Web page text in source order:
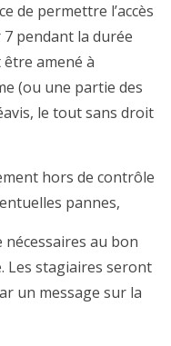
de permettre l’accès
pendant la durée
amené à
(ou une partie des
le tout sans droit
hors de contrôle
pannes,
nécessaires au bon
Les stagiaires seront
un message sur la